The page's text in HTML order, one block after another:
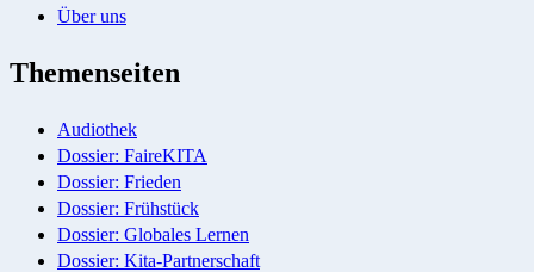
Über uns
Themenseiten
Audiothek
Dossier: FaireKITA
Dossier: Frieden
Dossier: Frühstück
Dossier: Globales Lernen
Dossier: Kita-Partnerschaft